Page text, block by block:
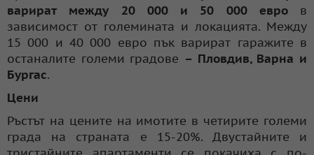
варират между 20 000 и 50 000 евров
зависимост от големината и локацията. Между
15 000 и 40 000 евро пък варират гаражите в
останалите големи градове – Пловдив, Варна и
Бургас.
Цени
Ръстът на цените на имотите в четирите големи
града на страната е 15-20%. Двустайните и